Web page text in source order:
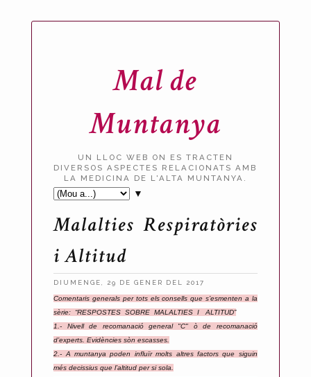
Mal de
Muntanya
UN LLOC WEB ON ES TRACTEN
DIVERSOS ASPECTES RELACIONATS AMB
LA MEDICINA DE L'ALTA MUNTANYA.
▼
Malalties Respiratòries
i Altitud
DIUMENGE, 29 DE GENER DEL 2017
P
u
b
l
i
Comentaris generals per tots els consells que s’esmenten a la
sèrie: “RESPOSTES SOBRE MALALTIES I ALTITUD”
1.- Nivell de recomanació general "C" ò de recomanació
d’experts. Evidències sòn escasses.
2.- A muntanya poden influïr molts altres factors que siguin
més decissius que l’altitud per si sola.